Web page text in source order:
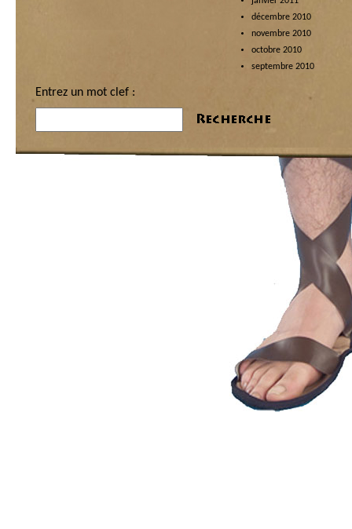
décembre 2010
novembre 2010
octobre 2010
septembre 2010
Entrez un mot clef :